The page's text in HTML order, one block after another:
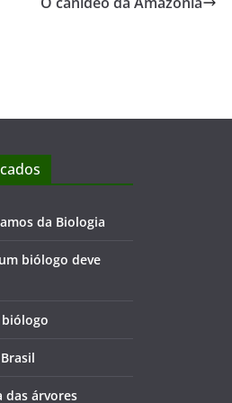
da Biologia
biólogo deve
das árvores